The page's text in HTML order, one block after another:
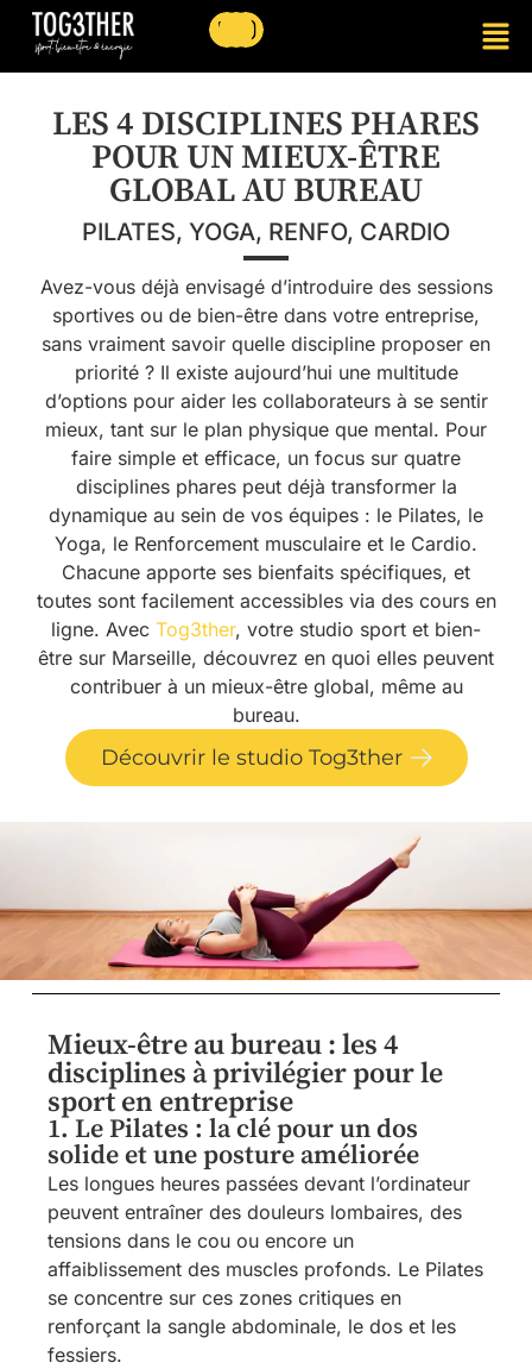
LES 4 DISCIPLINES PHARES
POUR UN MIEUX-ÊTRE
GLOBAL AU BUREAU
PILATES, YOGA, RENFO, CARDIO
Avez-vous déjà envisagé d’introduire des sessions
sportives ou de bien-être dans votre entreprise,
sans vraiment savoir quelle discipline proposer en
priorité ? Il existe aujourd’hui une multitude
d’options pour aider les collaborateurs à se sentir
mieux, tant sur le plan physique que mental. Pour
faire simple et efficace, un focus sur quatre
disciplines phares peut déjà transformer la
dynamique au sein de vos équipes : le Pilates, le
Yoga, le Renforcement musculaire et le Cardio.
Chacune apporte ses bienfaits spécifiques, et
toutes sont facilement accessibles via des cours en
ligne. Avec Tog3ther, votre studio sport et bien-
être sur Marseille, découvrez en quoi elles peuvent
contribuer à un mieux-être global, même au
bureau.
Découvrir le studio Tog3ther
Mieux-être au bureau : les 4
disciplines à privilégier pour le
sport en entreprise
1. Le Pilates : la clé pour un dos
solide et une posture améliorée
Les longues heures passées devant l’ordinateur
peuvent entraîner des douleurs lombaires, des
tensions dans le cou ou encore un
affaiblissement des muscles profonds. Le Pilates
se concentre sur ces zones critiques en
renforçant la sangle abdominale, le dos et les
fessiers.